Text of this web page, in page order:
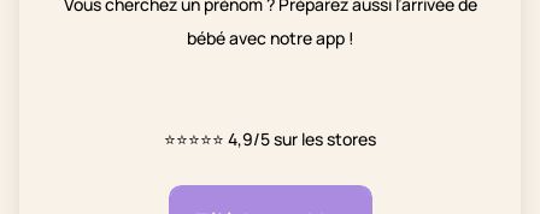
bébé avec notre app !
⭐⭐⭐⭐⭐ 4,9/5 sur les stores